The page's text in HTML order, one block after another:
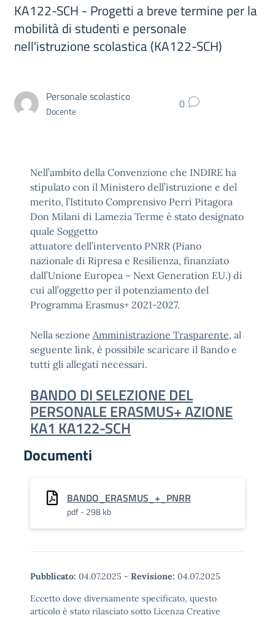
KA122-SCH - Progetti a breve termine per la
mobilità di studenti e personale
nell'istruzione scolastica (KA122-SCH)
Personale scolastico
Docente 0
Nell’ambito della Convenzione che INDIRE ha
stipulato con il Ministero dell’istruzione e del
merito, l’Istituto Comprensivo Perri Pitagora
Don Milani di Lamezia Terme è stato designato
quale Soggetto
attuatore dell’intervento PNRR (Piano
nazionale di Ripresa e Resilienza, finanziato
dall’Unione Europea – Next Generation EU.) di
cui all’oggetto per il potenziamento del
Programma Erasmus+ 2021-2027.
Nella sezione Amministrazione Trasparente, al
seguente link, è possibile scaricare il Bando e
tutti gli allegati necessari.
BANDO DI SELEZIONE DEL
PERSONALE ERASMUS+ AZIONE
KA1 KA122-SCH
Documenti
BANDO_ERASMUS_+_PNRR
pdf - 298 kb
Pubblicato: 04.07.2025 - Revisione: 04.07.2025
Eccetto dove diversamente specificato, questo
articolo è stato rilasciato sotto Licenza Creative